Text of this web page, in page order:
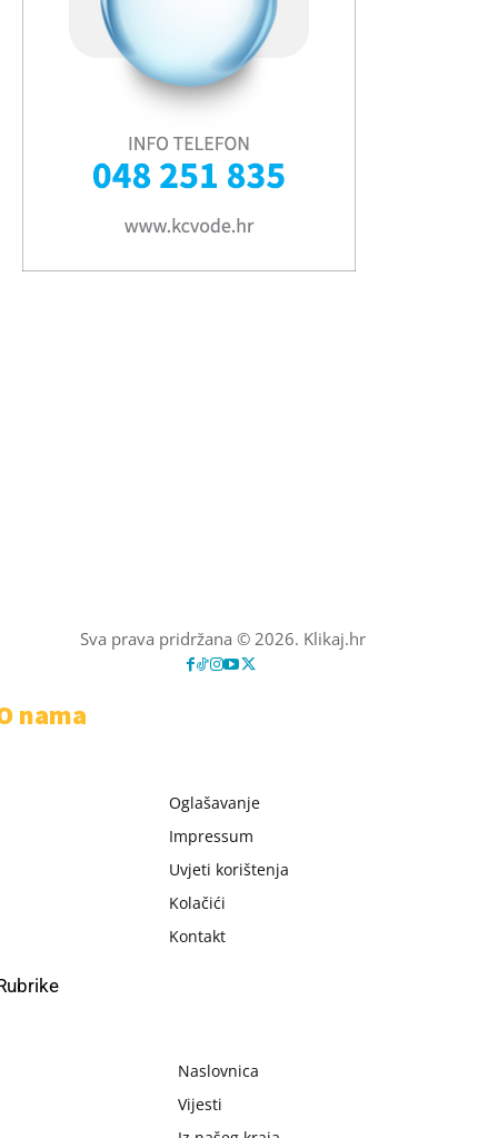
Sva prava pridržana © 2026. Klikaj.hr
nama
Oglašavanje
Impressum
Uvjeti korištenja
Kolačići
Kontakt
Naslovnica
Vijesti